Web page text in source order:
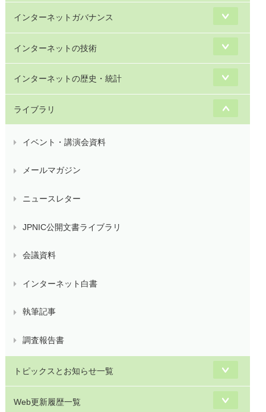
インターネットガバナンス
インターネットの技術
インターネットの歴史・統計
ライブラリ
イベント・講演会資料
メールマガジン
ニュースレター
JPNIC公開文書ライブラリ
会議資料
インターネット白書
執筆記事
調査報告書
トピックスとお知らせ一覧
Web更新履歴一覧